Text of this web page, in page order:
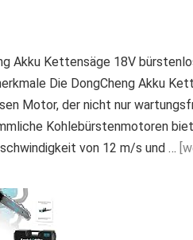
Akku Kettensäge 18V
Die DongCheng Akku
Motor, der nicht nur
Kohlebürstenmotoren
von 12 m/s und …